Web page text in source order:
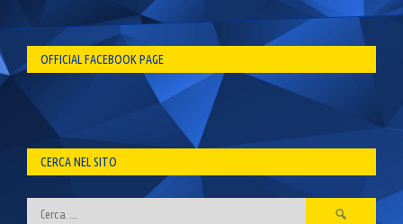
OFFICIAL FACEBOOK PAGE
CERCA NEL SITO
Ricerca